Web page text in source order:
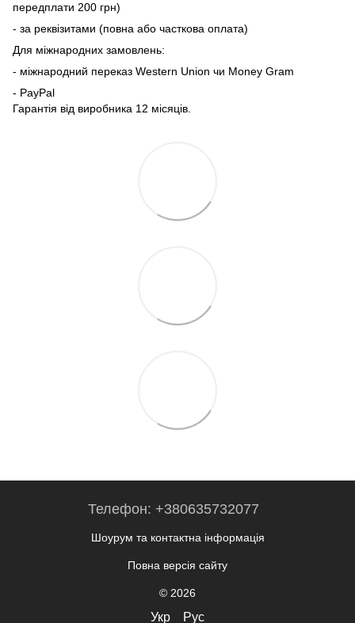
передплати 200 грн)
- за реквізитами (повна або часткова оплата)
Для міжнародних замовлень:
- міжнародний переказ Western Union чи Money Gram
- PayPal
Гарантія від виробника 12 місяців.
Телефон: +380635732077
Шоурум та контактна інформація
Повна версія сайту
© 2026
Укр Рус